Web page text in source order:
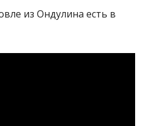
из Ондулина есть в